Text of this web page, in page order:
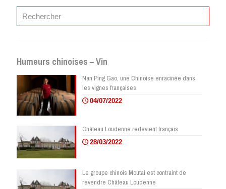
Humeurs chinoises – Vin
Nan Ping Gao, une Chinoise enracinée dans
les vignes françaises
04/07/2022
Château Loudenne redevient français
28/03/2022
Le groupe chinois Moutai est contraint de
revendre Château Loudenne